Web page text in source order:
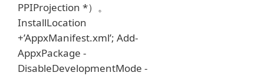
PPIProjection *）。
InstallLocation
+’AppxManifest.xml’; Add-
AppxPackage -
DisableDevelopmentMode -